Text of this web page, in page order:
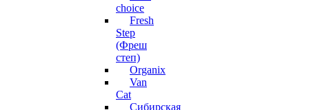
choice
Fresh
Step
(Фреш
степ)
Organix
Van
Cat
Сибирская